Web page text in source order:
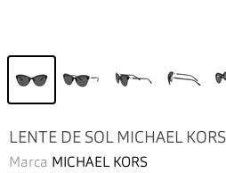
LENTE DE SOL MICHAEL
Marca MICHAEL KORS